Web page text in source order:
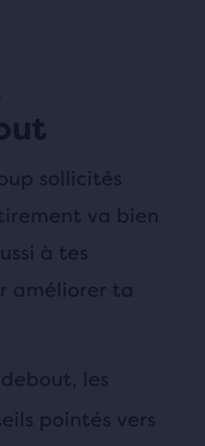
sollicités
va bien
à tes
améliorer ta
les
pointés vers